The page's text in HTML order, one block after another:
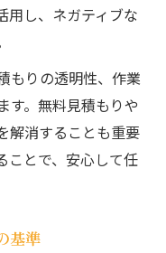
用し、ネガティブな
もりの透明性、作業
す。無料見積もりや
解消することも重要
ことで、安心して任
基準